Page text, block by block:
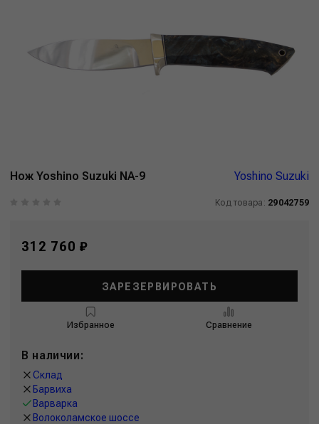
Нож Yoshino Suzuki NA-9 Yoshino Suzuki
Код товара: 29042759
312 760 ₽
ЗАРЕЗЕРВИРОВАТЬ
Избранное Сравнение
В наличии:
Склад
Барвиха
Варварка
Волоколамское шоссе